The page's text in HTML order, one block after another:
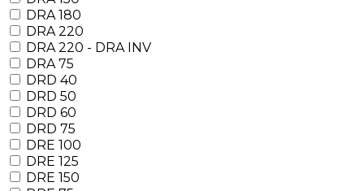
DRA 180
DRA 220
DRA 220 - DRA INV
DRA 75
DRD 40
DRD 50
DRD 60
DRD 75
DRE 100
DRE 125
DRE 150